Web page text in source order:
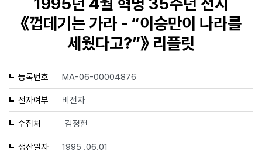
1995년 4월 혁명 35주년 전시
《껍데기는 가라 - “이승만이 나라를
세웠다고?”》 리플릿
등록번호 MA-06-00004876
전자여부 비전자
수집처 김정헌
생산일자 1995 .06.01